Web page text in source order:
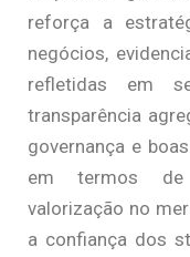
reforça a
negócios,
refletidas em
transparência
governança e
em termos de
valorização no
a confiança dos